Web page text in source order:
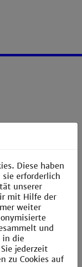
Diese haben
erforderlich
unserer
mit Hilfe der
weiter
und
in die
jederzeit
zu Cookies auf